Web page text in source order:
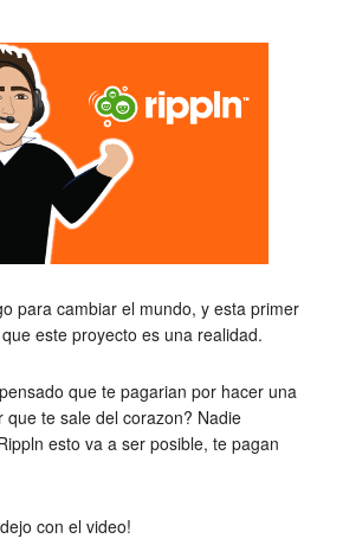
para cambiar el mundo, y esta primer
este proyecto es una realidad.
que te pagarian por hacer una
que te sale del corazon? Nadie
esto va a ser posible, te pagan
con el video!